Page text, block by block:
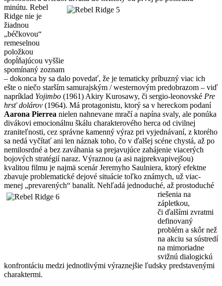
minútu. Rebel
Ridge nie je
žiadnou
„béčkovou“
remeselnou
položkou
dopĺňajúcou vyššie
spomínaný zoznam
– dokonca by sa dalo povedať, že je tematicky príbuzný viac ich
ešte o niečo starším samurajským / westernovým predobrazom – viď
napríklad Yojimbo (1961) Akiry Kurosawy, či sergio-leonovské Pre
hrsť dolárov (1964). Má protagonistu, ktorý sa v hereckom podaní
Aarona Pierrea nielen nahnevane mračí a napína svaly, ale ponúka
divákovi emocionálnu škálu charakterového herca od civilnej
zraniteľnosti, cez správne kamenný výraz pri vyjednávaní, z ktorého
sa nedá vyčítať ani len náznak toho, čo v ďalšej scéne chystá, až po
nemilosrdné a bez zaváhania sa prejavujúce zahájenie viacerých
bojových stratégií naraz. Výraznou (a asi najprekvapivejšou)
kvalitou filmu je najmä scenár Jeremyho Saulniera, ktorý efektne
zbavuje problematické dejové situácie toľko známych, už viac-
menej „prevarených“ banalít. Nehľadá jednoduché, až prostoduché
riešenia na
zápletkou,
či ďalšími zvratmi
definovaný
problém a skôr než
na akciu sa sústredí
na mimoriadne
svižnú dialogickú
konfrontáciu medzi jednotlivými výraznejšie ľudsky predstavenými
charaktermi.